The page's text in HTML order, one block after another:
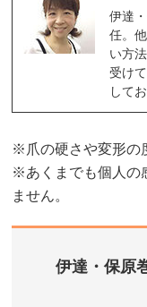
伊達
任。
い方
受け
して
※爪の硬さや変形の
※あくまでも個人の
ません。
伊達・保原